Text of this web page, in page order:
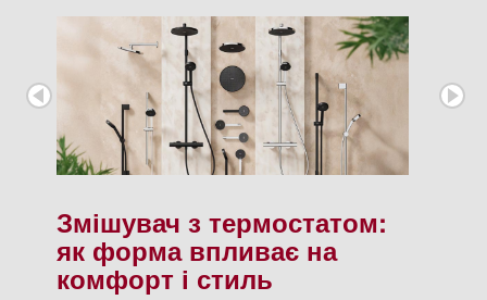
Змішувач з термостатом:
як форма впливає на
комфорт і стиль